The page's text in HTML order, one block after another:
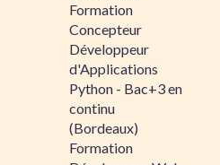
Formation
Concepteur
Développeur
d'Applications
Python - Bac+3 en
continu
(Bordeaux)
Formation